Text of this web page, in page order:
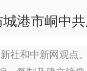
港市峒中共
社和中新网观点